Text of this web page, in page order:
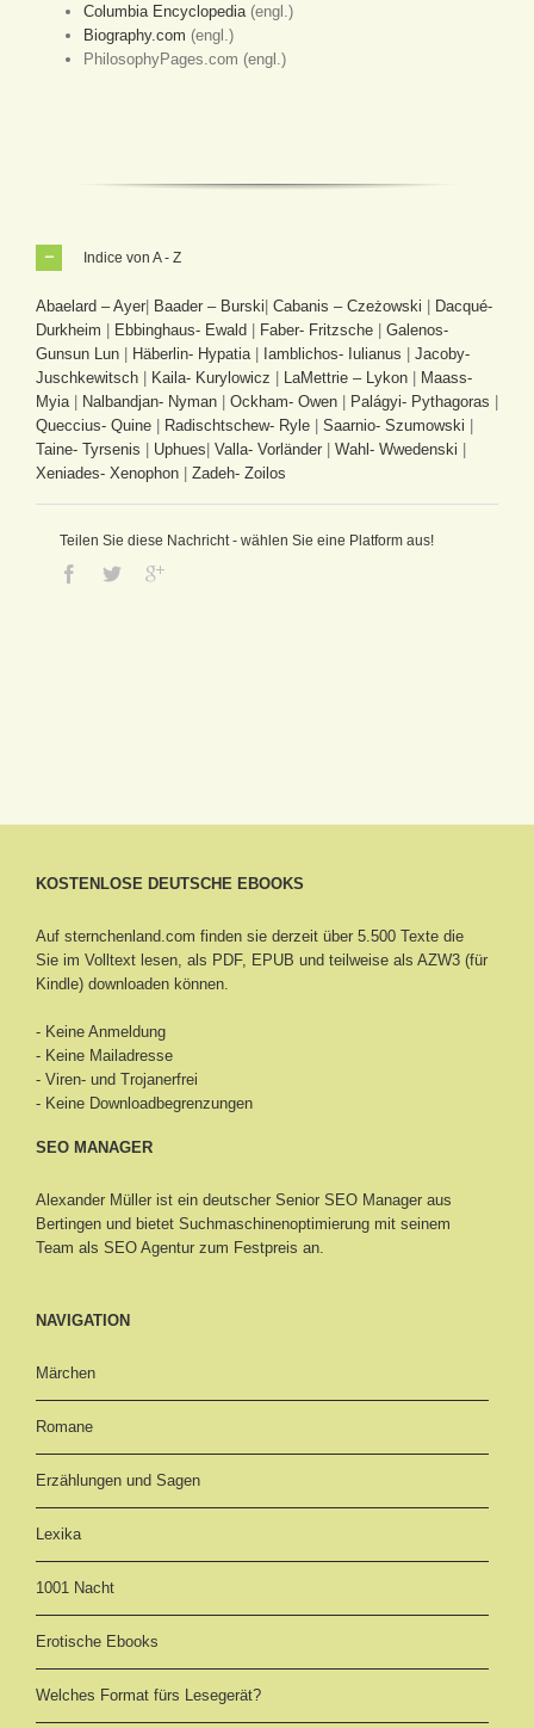
Columbia Encyclopedia (engl.)
Biography.com (engl.)
PhilosophyPages.com (engl.)
Indice von A - Z
Abaelard – Ayer Baader – Burski Cabanis – Czeżowski
Dacqué-
Durkheim
Ebbinghaus- Ewald Faber- Fritzsche
Galenos-
Gunsun Lun
Häberlin- Hypatia Iamblichos- Iulianus
Jacoby-
Juschkewitsch
Kaila- Kurylowicz LaMettrie – Lykon
Maass-
Myia
Nalbandjan- Nyman Ockham- Owen Palágyi- Pythagoras
Queccius- Quine
Radischtschew- Ryle Saarnio- Szumowski
Taine- Tyrsenis
Uphues Valla- Vorländer Wahl- Wwedenski
Xeniades- Xenophon
Zadeh- Zoilos
Teilen Sie diese Nachricht - wählen Sie eine Platform aus!
KOSTENLOSE DEUTSCHE EBOOKS
Auf sternchenland.com finden sie derzeit über 5.500 Texte die
Sie im Volltext lesen, als PDF, EPUB und teilweise als AZW3 (für
Kindle) downloaden können.
- Keine Anmeldung
- Keine Mailadresse
- Viren- und Trojanerfrei
- Keine Downloadbegrenzungen
SEO MANAGER
Alexander Müller ist ein deutscher Senior SEO Manager aus
Bertingen und bietet Suchmaschinenoptimierung mit seinem
Team als SEO Agentur zum Festpreis an.
NAVIGATION
Märchen
Romane
Erzählungen und Sagen
Lexika
1001 Nacht
Erotische Ebooks
Welches Format fürs Lesegerät?